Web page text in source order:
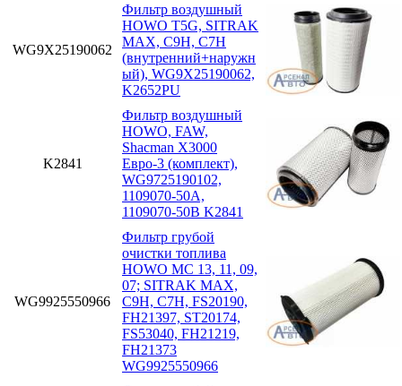
WG9X25190062
Фильтр воздушный
HOWO T5G, SITRAK
MAX, C9H, C7H
(внутренний+наружн
ый), WG9X25190062,
K2652PU
K2841
Фильтр воздушный
HOWO, FAW,
Shacman X3000
Евро-3 (комплект),
WG9725190102,
1109070-50A,
1109070-50B K2841
WG9925550966
Фильтр грубой
очистки топлива
HOWO MC 13, 11, 09,
07; SITRAK MAX,
C9H, C7H, FS20190,
FH21397, ST20174,
FS53040, FH21219,
FH21373
WG9925550966